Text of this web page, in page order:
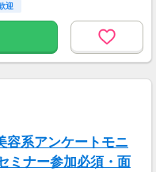
条件
迎
容系アンケートモニ
ミナー参加必須・面